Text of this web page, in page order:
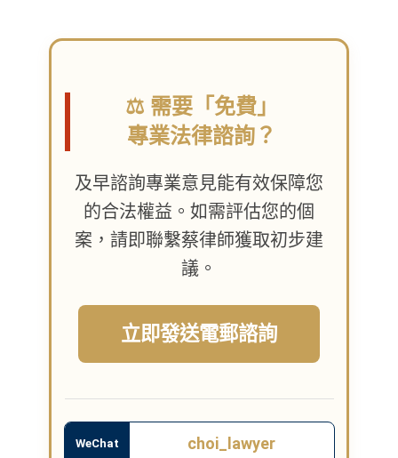
⚖️ 需要「免費」
專業法律諮詢？
及早諮詢專業意見能有效保障您
的合法權益。如需評估您的個
案，請即聯繫蔡律師獲取初步建
議。
立即發送電郵諮詢
WeChat choi_lawyer